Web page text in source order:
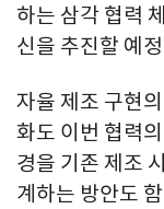
하는 삼각 협력
신을 추진할 예
자율 제조 구현
화도 이번 협력
경을 기존 제조
계하는 방안도